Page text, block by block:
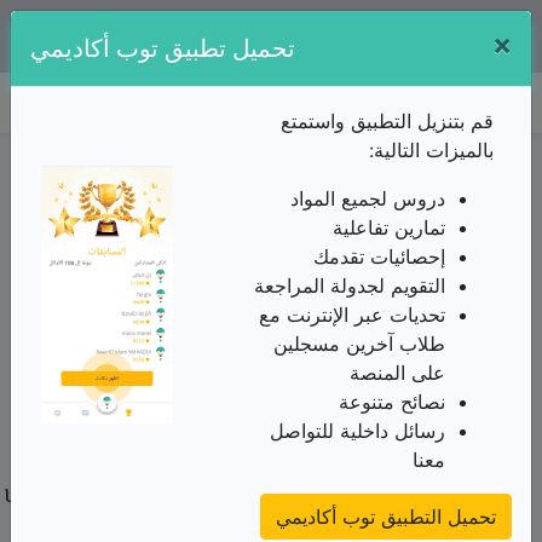
ملخص الدرس / الثآنية ثانوي/العلوم الشرعية/القرآن
الكريم والحديث الشريف/التّرف وآثاره
الدرس
من الأستاذ(ة) وزارة التربية الوطنية
النص المؤطر
قال الله تعالى :
" مَا أَرْسَلْنَا فِي قَرْيَةٍ مِّن نَّذِيرٍ إِلاَّ قَالَ مُتْرَفُوهَا إِنَّا بِمَا
أُرْسِلْتُم بِهِ كَافِرُونَ (34) " سورة سبأ : 34
" وَكَذَٰلِكَ
مَاأَرْسَلْنَامِنْقَبْلِكَفِيقَرْيَةٍمِنْ
وَجَدْنَا
عَلَىٰآثَارِهِمْمُقْتَدُونَ (23) " سورة الزخرف : 23
تحميل تطبيق توب أكاديمي ×
قم بتنزيل التطبيق واستمتع
بالميزات التالية:
دروس لجميع المواد
تمارين تفاعلية
إحصائيات تقدمك
التقويم لجدولة المراجعة
تحديات عبر الإنترنت مع
طلاب آخرين مسجلين
على المنصة
نصائح متنوعة
رسائل داخلية للتواصل
معنا
تحميل التطبيق توب أكاديمي